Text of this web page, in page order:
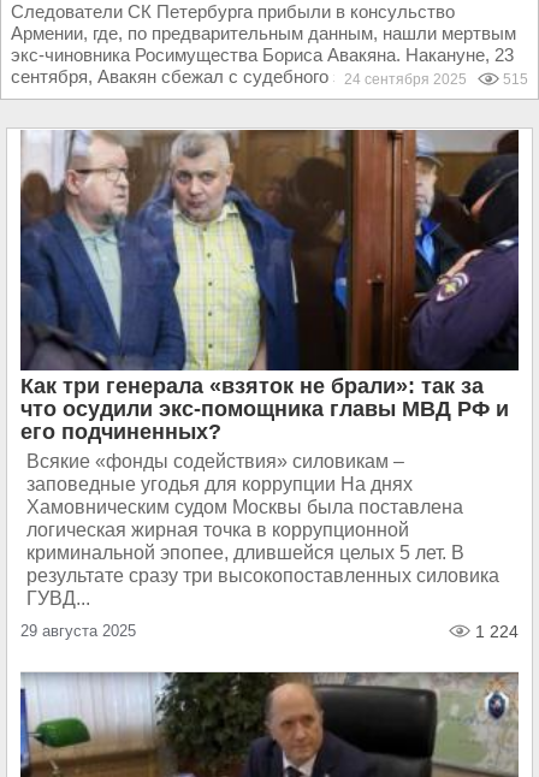
Следователи СК Петербурга прибыли в консульство
Армении, где, по предварительным данным, нашли мертвым
экс-чиновника Росимущества Бориса Авакяна. Накануне, 23
сентября, Авакян сбежал с судебного заседания в...
24 сентября 2025 515
Как три генерала «взяток не брали»: так за
что осудили экс-помощника главы МВД РФ и
его подчиненных?
Всякие «фонды содействия» силовикам –
заповедные угодья для коррупции На днях
Хамовническим судом Москвы была поставлена
логическая жирная точка в коррупционной
криминальной эпопее, длившейся целых 5 лет. В
результате сразу три высокопоставленных силовика
ГУВД...
29 августа 2025 1 224